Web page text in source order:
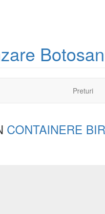
Preturi
CONTAINERE